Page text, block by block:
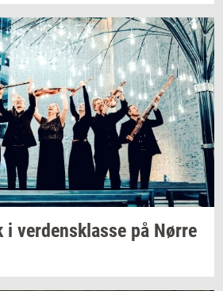
i ver­dens­klas­se på Nørre